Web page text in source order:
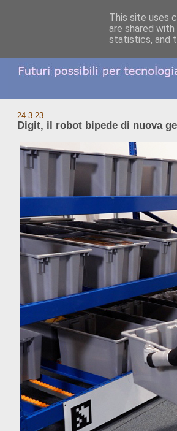
24.3.23
Digit, il robot bipede di nuova
This site uses
are shared
statistics, and